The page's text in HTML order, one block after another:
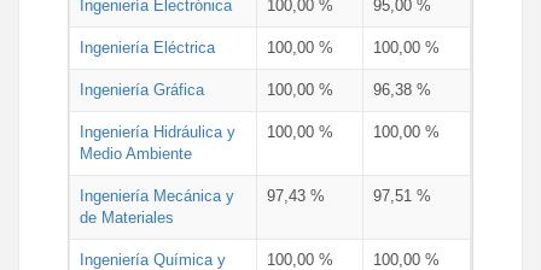
Ingeniería Electrónica 100,00 % 95,00 %
Ingeniería Eléctrica 100,00 % 100,00 %
Ingeniería Gráfica 100,00 % 96,38 %
Ingeniería Hidráulica y
Medio Ambiente
100,00 % 100,00 %
Ingeniería Mecánica y
de Materiales
97,43 % 97,51 %
Ingeniería Química y
100,00 % 100,00 %